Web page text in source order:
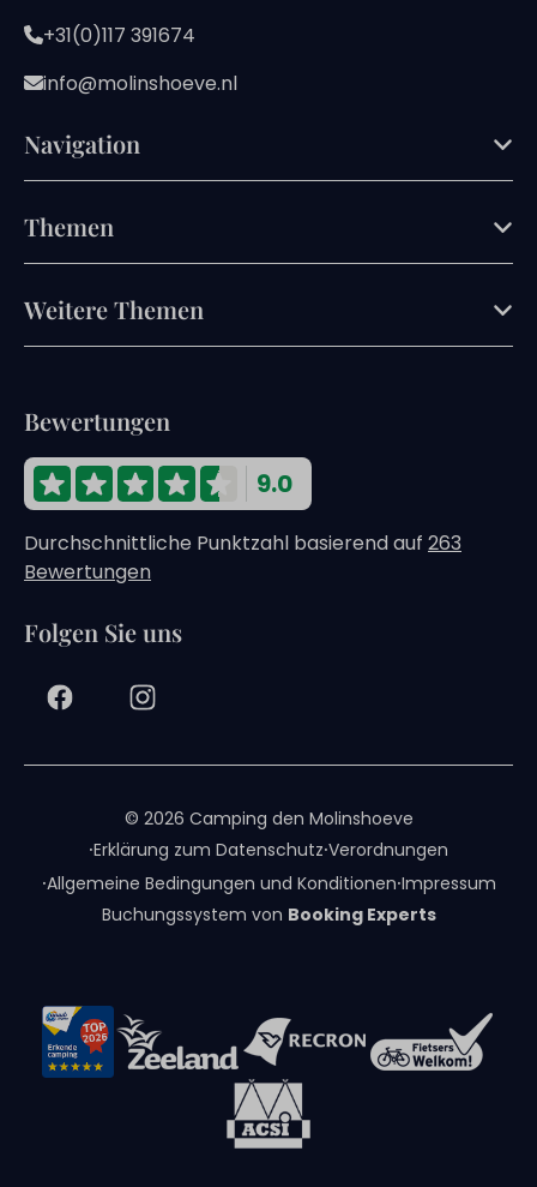
+31(0)117 391674
info@molinshoeve.nl
Navigation
Themen
Weitere Themen
Bewertungen
9.0
Durchschnittliche Punktzahl basierend auf 263
Bewertungen
Folgen Sie uns
© 2026 Camping den Molinshoeve
·Erklärung zum Datenschutz·Verordnungen
·Allgemeine Bedingungen und Konditionen·Impressum
Buchungssystem von Booking Experts